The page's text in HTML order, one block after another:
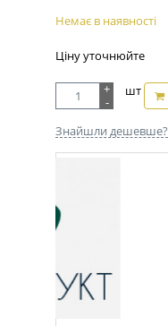
Немає в наявності
Ціну уточнюйте
+
-
шт
Знайшли дешевше?